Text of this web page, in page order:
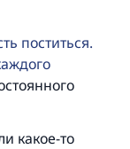
поститься.
какое-то